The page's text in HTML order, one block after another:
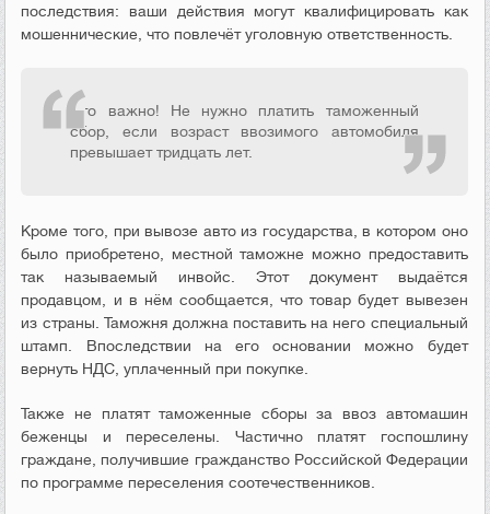
последствия: ваши действия могут квалифицировать как
мошеннические, что повлечёт уголовную ответственность.
Это важно! Не нужно платить таможенный
сбор, если возраст ввозимого автомобиля
превышает тридцать лет.
Кроме того, при вывозе авто из государства, в котором оно
было приобретено, местной таможне можно предоставить
так называемый инвойс. Этот документ выдаётся
продавцом, и в нём сообщается, что товар будет вывезен
из страны. Таможня должна поставить на него специальный
штамп. Впоследствии на его основании можно будет
вернуть НДС, уплаченный при покупке.
Также не платят таможенные сборы за ввоз автомашин
беженцы и переселены. Частично платят госпошлину
граждане, получившие гражданство Российской Федерации
по программе переселения соотечественников.